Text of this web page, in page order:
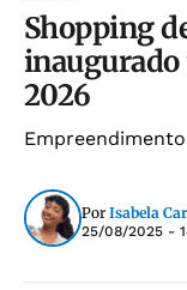
Shopping
2026
Por Isabela
25/08/2025 -